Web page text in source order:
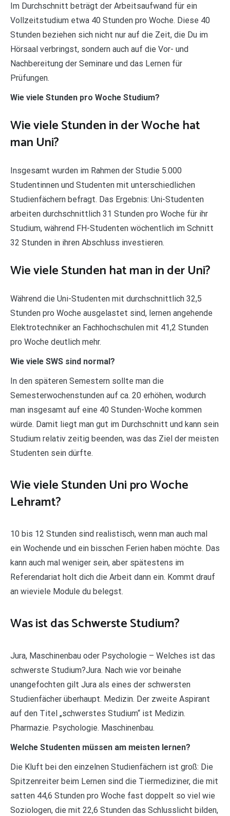
Im Durchschnitt beträgt der Arbeitsaufwand für ein
Vollzeitstudium etwa 40 Stunden pro Woche. Diese 40
Stunden beziehen sich nicht nur auf die Zeit, die Du im
Hörsaal verbringst, sondern auch auf die Vor- und
Nachbereitung der Seminare und das Lernen für
Prüfungen.
Wie viele Stunden pro Woche Studium?
Wie viele Stunden in der Woche hat
man Uni?
Insgesamt wurden im Rahmen der Studie 5.000
Studentinnen und Studenten mit unterschiedlichen
Studienfächern befragt. Das Ergebnis: Uni-Studenten
arbeiten durchschnittlich 31 Stunden pro Woche für ihr
Studium, während FH-Studenten wöchentlich im Schnitt
32 Stunden in ihren Abschluss investieren.
Wie viele Stunden hat man in der Uni?
Während die Uni-Studenten mit durchschnittlich 32,5
Stunden pro Woche ausgelastet sind, lernen angehende
Elektrotechniker an Fachhochschulen mit 41,2 Stunden
pro Woche deutlich mehr.
Wie viele SWS sind normal?
In den späteren Semestern sollte man die
Semesterwochenstunden auf ca. 20 erhöhen, wodurch
man insgesamt auf eine 40 Stunden-Woche kommen
würde. Damit liegt man gut im Durchschnitt und kann sein
Studium relativ zeitig beenden, was das Ziel der meisten
Studenten sein dürfte.
Wie viele Stunden Uni pro Woche
Lehramt?
10 bis 12 Stunden sind realistisch, wenn man auch mal
ein Wochende und ein bisschen Ferien haben möchte. Das
kann auch mal weniger sein, aber spätestens im
Referendariat holt dich die Arbeit dann ein. Kommt drauf
an wieviele Module du belegst.
Was ist das Schwerste Studium?
Jura, Maschinenbau oder Psychologie – Welches ist das
schwerste Studium?Jura. Nach wie vor beinahe
unangefochten gilt Jura als eines der schwersten
Studienfächer überhaupt. Medizin. Der zweite Aspirant
auf den Titel „schwerstes Studium“ ist Medizin.
Pharmazie. Psychologie. Maschinenbau.
Welche Studenten müssen am meisten lernen?
Die Kluft bei den einzelnen Studienfächern ist groß: Die
Spitzenreiter beim Lernen sind die Tiermediziner, die mit
satten 44,6 Stunden pro Woche fast doppelt so viel wie
Soziologen, die mit 22,6 Stunden das Schlusslicht bilden,